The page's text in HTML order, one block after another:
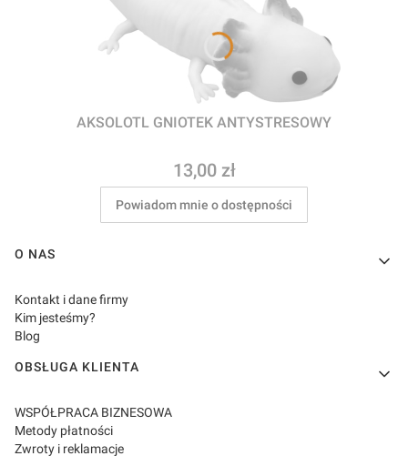
AKSOLOTL GNIOTEK ANTYSTRESOWY
Cena
13,00 zł
Powiadom mnie o dostępności
Linki w stopce
O NAS
Kontakt i dane firmy
Kim jesteśmy?
Blog
OBSŁUGA KLIENTA
WSPÓŁPRACA BIZNESOWA
Metody płatności
Zwroty i reklamacje